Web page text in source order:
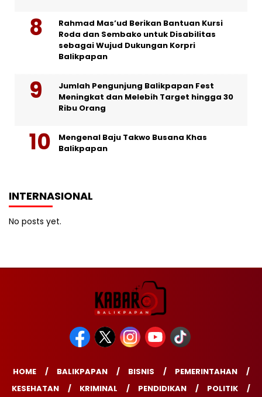
Rahmad Mas’ud Berikan Bantuan Kursi
Roda dan Sembako untuk Disabilitas
sebagai Wujud Dukungan Korpri
Balikpapan
Jumlah Pengunjung Balikpapan Fest
Meningkat dan Melebih Target hingga 30
Ribu Orang
Mengenal Baju Takwo Busana Khas
Balikpapan
INTERNASIONAL
No posts yet.
HOME BALIKPAPAN BISNIS
PEMERINTAHAN
KESEHATAN
KRIMINAL PENDIDIKAN POLITIK